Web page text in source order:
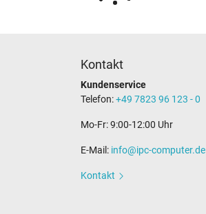
Kontakt
Kundenservice
Telefon:+49 7823 96 123 - 0
Mo-Fr: 9:00-12:00 Uhr
E-Mail: info@ipc-computer.de
Kontakt